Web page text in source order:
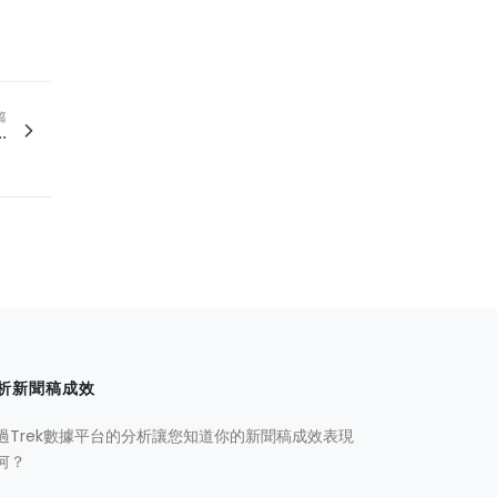
新聞稿成效
Trek數據平台的分析讓您知道你的新聞稿成效表現
？